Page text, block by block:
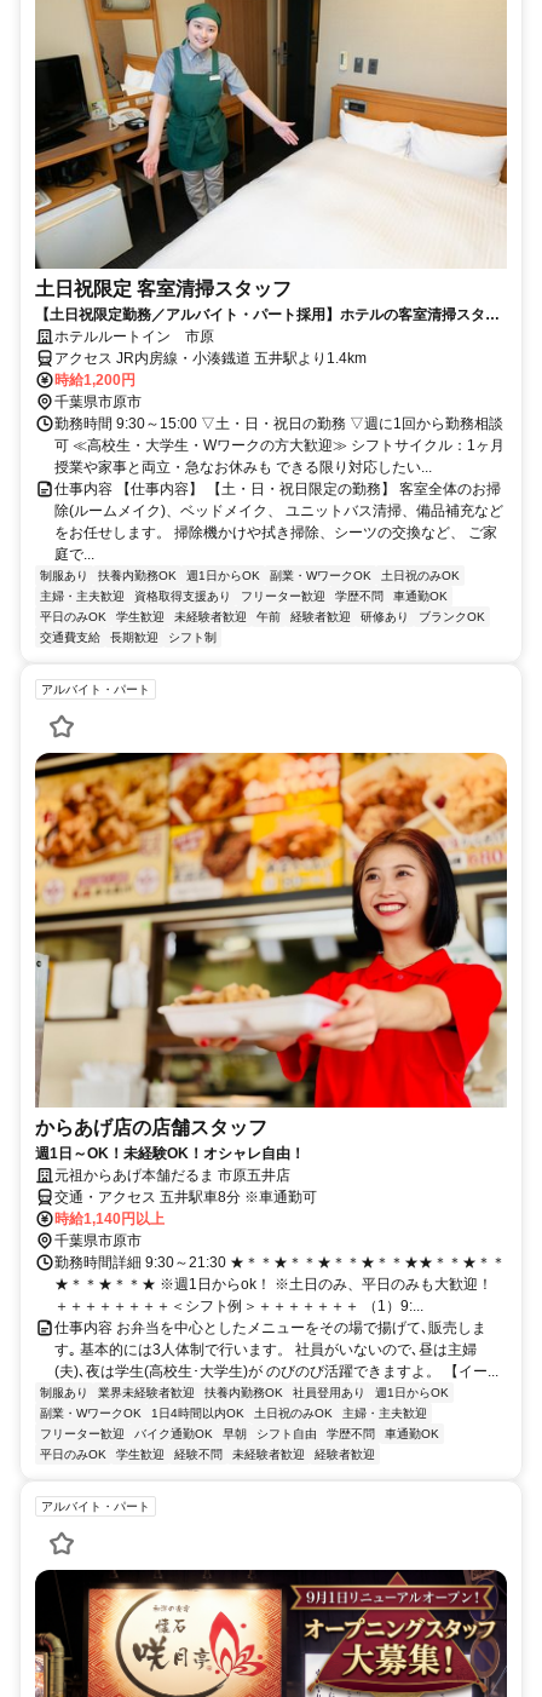
土日祝限定 客室清掃スタッフ
【土日祝限定勤務／アルバイト・パート採用】ホテルの客室清掃スタッ
フ／未経験歓迎！学生・主婦活躍中
ホテルルートイン 市原
アクセス JR内房線・小湊鐡道 五井駅より1.4km
時給1,200円
千葉県市原市
勤務時間 9:30～15:00 ▽土・日・祝日の勤務 ▽週に1回から勤務相談
可 ≪高校生・大学生・Wワークの方大歓迎≫ シフトサイクル：1ヶ月
授業や家事と両立・急なお休みも できる限り対応したい...
仕事内容 【仕事内容】 【土・日・祝日限定の勤務】 客室全体のお掃
除(ルームメイク)、ベッドメイク、 ユニットバス清掃、備品補充など
をお任せします。 掃除機かけや拭き掃除、シーツの交換など、 ご家
庭で...
制服あり 扶養内勤務OK 週1日からOK 副業・WワークOK
土日祝のみOK
主婦・主夫歓迎
資格取得支援あり フリーター歓迎 学歴不問
車通勤OK
平日のみOK
学生歓迎 未経験者歓迎 午前 経験者歓迎 研修あり
ブランクOK
交通費支給
長期歓迎 シフト制
アルバイト・パート
からあげ店の店舗スタッフ
週1日～OK！未経験OK！オシャレ自由！
元祖からあげ本舗だるま 市原五井店
交通・アクセス 五井駅車8分 ※車通勤可
時給1,140円以上
千葉県市原市
勤務時間詳細 9:30～21:30 ★＊＊★＊＊★＊＊★＊＊★★＊＊★＊＊
★＊＊★＊＊★ ※週1日からok！ ※土日のみ、平日のみも大歓迎！
＋＋＋＋＋＋＋＋＜シフト例＞＋＋＋＋＋＋＋ （1）9:...
仕事内容 お弁当を中心としたメニューをその場で揚げて､販売しま
す｡ 基本的には3人体制で行います。 社員がいないので､昼は主婦
(夫)､夜は学生(高校生･大学生)が のびのび活躍できますよ。 【イー...
制服あり 業界未経験者歓迎 扶養内勤務OK 社員登用あり
週1日からOK
副業・WワークOK
1日4時間以内OK 土日祝のみOK
主婦・主夫歓迎
フリーター歓迎
バイク通勤OK 早朝 シフト自由 学歴不問
車通勤OK
平日のみOK
学生歓迎 経験不問 未経験者歓迎 経験者歓迎
アルバイト・パート